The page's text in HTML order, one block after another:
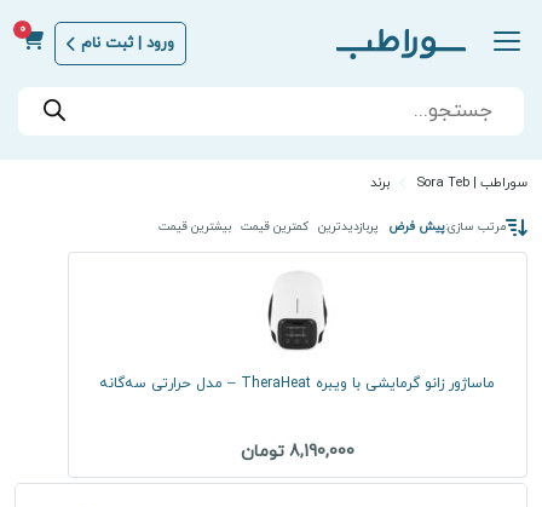
ورود | ثبت نام
0
Products
search
سوراطب | Sora Teb برند
مرتب سازی:پیش فرض پربازدیدترین کمترین قیمت بیشترین قیمت
ماساژور زانو گرمایشی با ویبره TheraHeat – مدل حرارتی سه‌گانه
8,190,000 تومان